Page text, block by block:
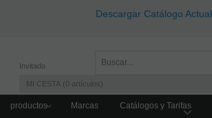
Descargar Catálogo Actual
Invitado
MI CESTA 0 artículos
productos Marcas Catálogos y Tarifas